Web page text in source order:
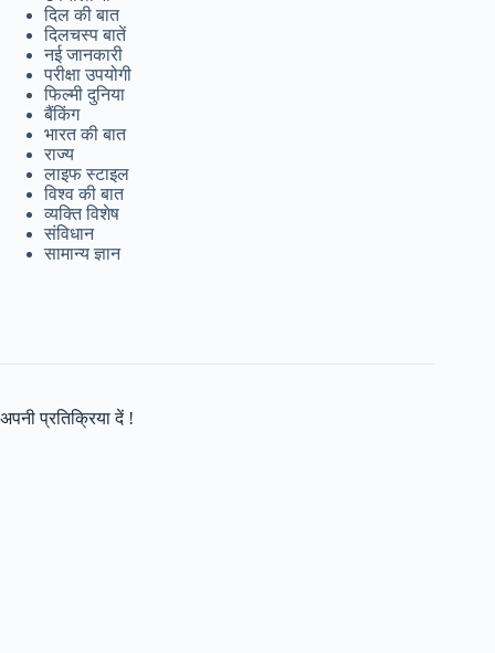
दिल की बात
दिलचस्प बातें
नई जानकारी
परीक्षा उपयोगी
फिल्मी दुनिया
बैंकिंग
भारत की बात
राज्य
लाइफ स्टाइल
विश्व की बात
व्यक्ति विशेष
संविधान
सामान्य ज्ञान
अपनी प्रतिक्रिया दें !